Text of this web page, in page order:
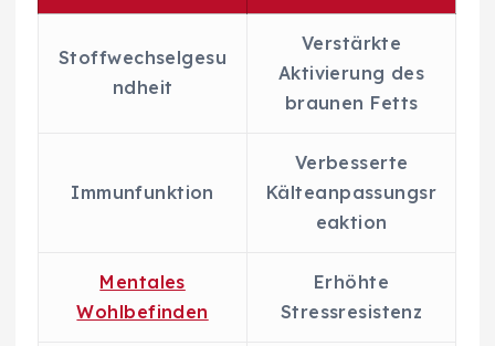
Stoffwechselgesu
ndheit
Verstärkte
Aktivierung des
braunen Fetts
Immunfunktion
Verbesserte
Kälteanpassungsr
eaktion
Mentales
Wohlbefinden
Erhöhte
Stressresistenz